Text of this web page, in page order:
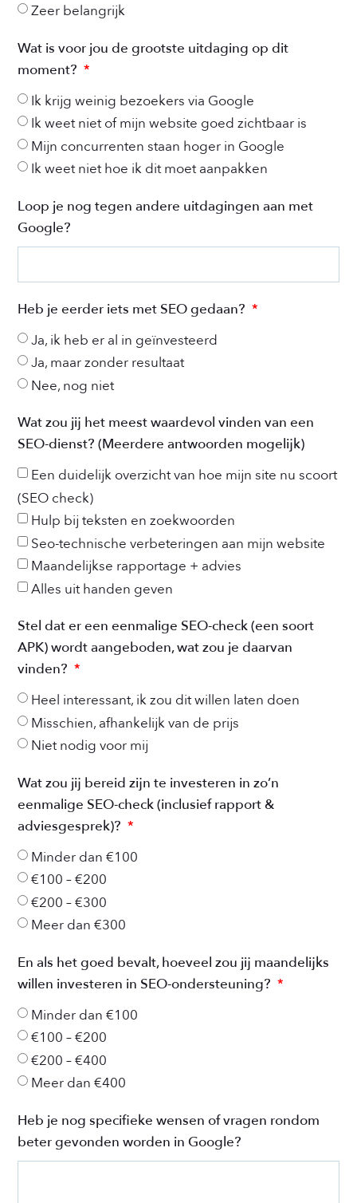
Zeer belangrijk
Wat is voor jou de grootste uitdaging op dit
moment?
Ik krijg weinig bezoekers via Google
Ik weet niet of mijn website goed zichtbaar is
Mijn concurrenten staan hoger in Google
Ik weet niet hoe ik dit moet aanpakken
Loop je nog tegen andere uitdagingen aan met
Google?
Heb je eerder iets met SEO gedaan?
Ja, ik heb er al in geïnvesteerd
Ja, maar zonder resultaat
Nee, nog niet
Wat zou jij het meest waardevol vinden van een
SEO-dienst? (Meerdere antwoorden mogelijk)
Een duidelijk overzicht van hoe mijn site nu scoort
(SEO check)
Hulp bij teksten en zoekwoorden
Seo-technische verbeteringen aan mijn website
Maandelijkse rapportage + advies
Alles uit handen geven
Stel dat er een eenmalige SEO-check (een soort
APK) wordt aangeboden, wat zou je daarvan
vinden?
Heel interessant, ik zou dit willen laten doen
Misschien, afhankelijk van de prijs
Niet nodig voor mij
Wat zou jij bereid zijn te investeren in zo’n
eenmalige SEO-check (inclusief rapport &
adviesgesprek)?
Minder dan €100
€100 – €200
€200 – €300
Meer dan €300
En als het goed bevalt, hoeveel zou jij maandelijks
willen investeren in SEO-ondersteuning?
Minder dan €100
€100 – €200
€200 – €400
Meer dan €400
Heb je nog specifieke wensen of vragen rondom
beter gevonden worden in Google?